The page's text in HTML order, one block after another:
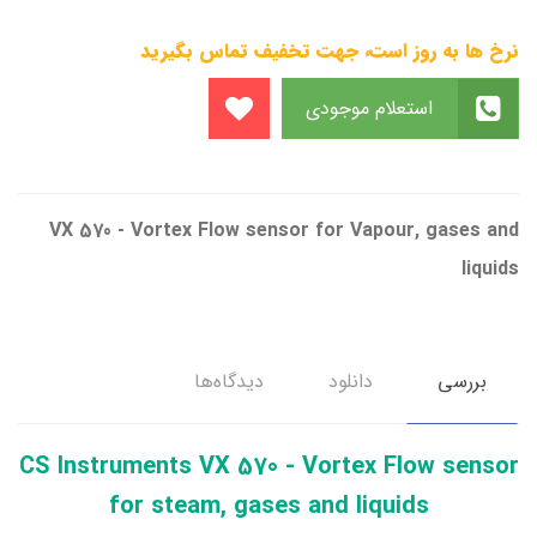
نرخ ها به روز است، جهت تخفیف تماس بگیرید
VX 570 - Vortex Flow sensor for Vapour, gases and
liquids
بررسی دانلود دیدگاه‌ها
CS Instruments VX 570 - Vortex Flow sensor
for steam, gases and liquids